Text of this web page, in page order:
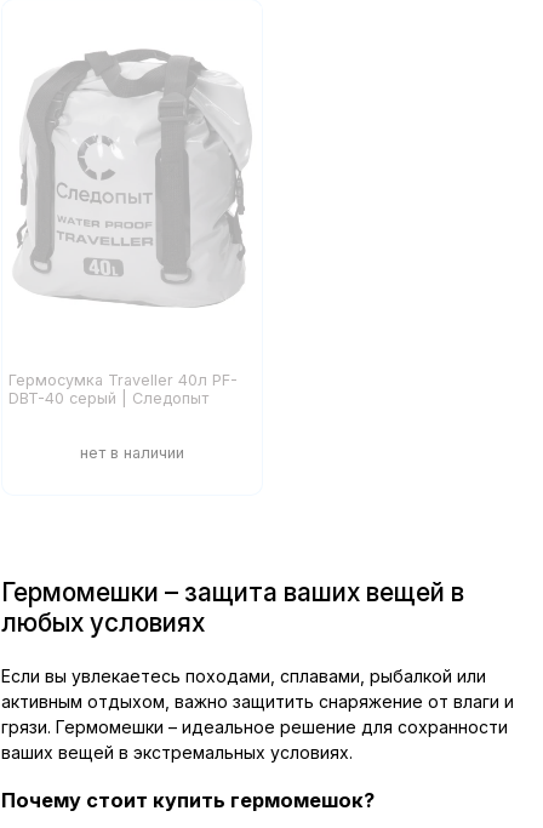
Гермосумка Traveller 40л PF-
DBT-40 серый | Следопыт
Гермомешки – защита ваших вещей в
любых условиях
Если вы увлекаетесь походами, сплавами, рыбалкой или
активным отдыхом, важно защитить снаряжение от влаги и
грязи. Гермомешки – идеальное решение для сохранности
ваших вещей в экстремальных условиях.
Почему стоит купить гермомешок?